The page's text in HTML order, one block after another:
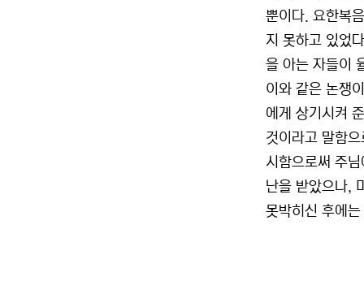
뿐이다. 요한복
지 못하고 있었
을 아는 자들이
이와 같은 논쟁
에게 상기시켜
것이라고 말함
시함으로써 주
난을 받았으나,
못박히신 후에